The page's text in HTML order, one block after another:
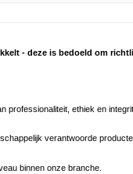
- deze is bedoeld om
professionaliteit, ethiek en
verantwoorde
binnen onze branche.